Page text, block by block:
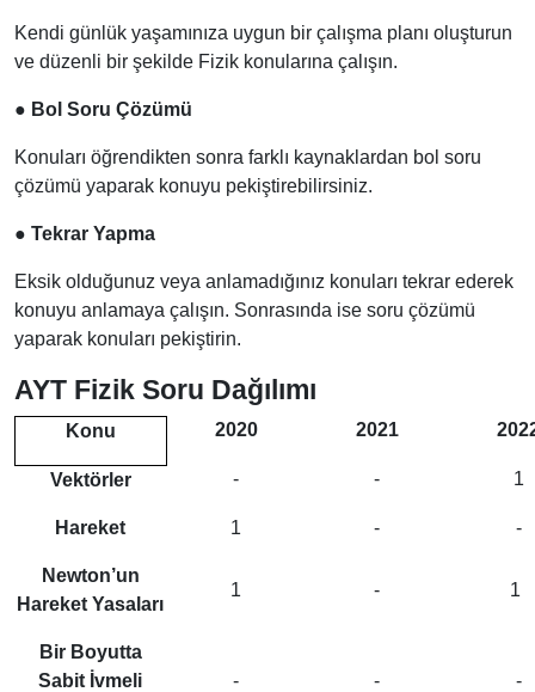
Kendi günlük yaşamınıza uygun bir çalışma planı oluşturun
ve düzenli bir şekilde Fizik konularına çalışın.
● Bol Soru Çözümü
Konuları öğrendikten sonra farklı kaynaklardan bol soru
çözümü yaparak konuyu pekiştirebilirsiniz.
● Tekrar Yapma
Eksik olduğunuz veya anlamadığınız konuları tekrar ederek
konuyu anlamaya çalışın. Sonrasında ise soru çözümü
yaparak konuları pekiştirin.
AYT Fizik Soru Dağılımı
Konu 2020 2021
Vektörler - - 1
Hareket 1 - -
Newton’un
Hareket Yasaları
1 - 1
Bir Boyutta
Sabit İvmeli
- - -